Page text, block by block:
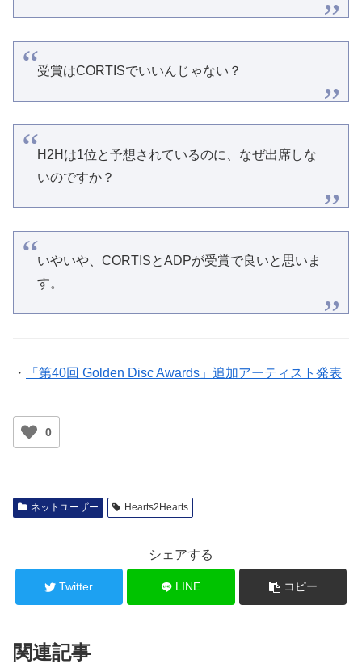
受賞はCORTISでいいんじゃない？
H2Hは1位と予想されているのに、なぜ出席しな
いのですか？
いやいや、CORTISとADPが受賞で良いと思いま
す。
・ 「第40回 Golden Disc Awards」追加アーティスト発表
0
ネットユーザー Hearts2Hearts
シェアする
Twitter LINE コピー
関連記事